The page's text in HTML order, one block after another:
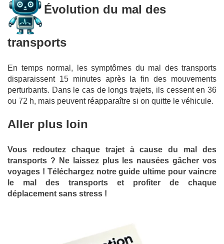
Évolution du mal des
transports
En temps normal, les symptômes du mal des transports
disparaissent 15 minutes après la fin des mouvements
perturbants. Dans le cas de longs trajets, ils cessent en 36
ou 72 h, mais peuvent réapparaître si on quitte le véhicule.
Aller plus loin
Vous redoutez chaque trajet à cause du mal des
transports ? Ne laissez plus les nausées gâcher vos
voyages ! Téléchargez notre guide ultime pour vaincre
le mal des transports et profiter de chaque
déplacement sans stress !